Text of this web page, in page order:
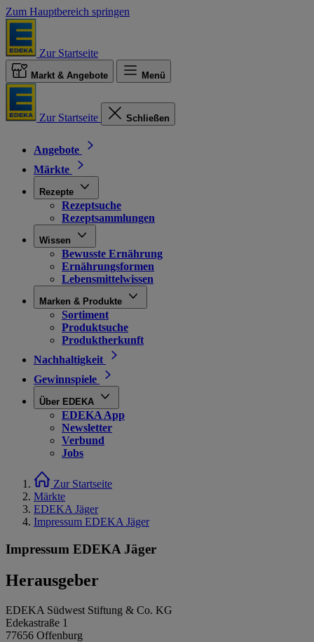
Zum Hauptbereich springen
Zur Startseite
Markt & Angebote Menü
Zur Startseite Schließen
Angebote
Märkte
Rezepte
Rezeptsuche
Rezeptsammlungen
Wissen
Bewusste Ernährung
Ernährungsformen
Lebensmittelwissen
Marken & Produkte
Sortiment
Produktsuche
Produktherkunft
Nachhaltigkeit
Gewinnspiele
Über EDEKA
EDEKA App
Newsletter
Verbund
Jobs
Zur Startseite
Märkte
EDEKA Jäger
Impressum EDEKA Jäger
Impressum EDEKA Jäger
Herausgeber
EDEKA Südwest Stiftung & Co. KG
Edekastraße 1
77656 Offenburg